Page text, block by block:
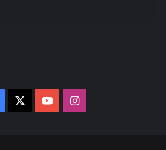
Facebook YouTubeInstagram